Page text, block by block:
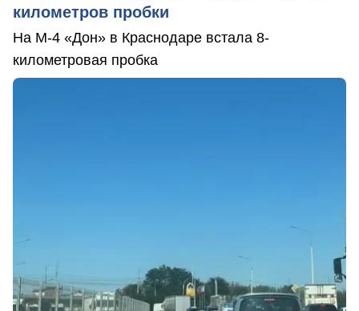
километров пробки
На М-4 «Дон» в Краснодаре встала 8-
километровая пробка